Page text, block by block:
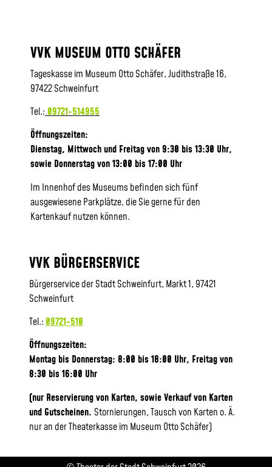
VVK MUSEUM OTTO SCHÄFER
Tageskasse im Museum Otto Schäfer, Judithstraße 16,
97422 Schweinfurt
Tel.: 09721-514955
Öffnungszeiten:
Dienstag, Mittwoch und Freitag von 9:30 bis 13:30 Uhr,
sowie Donnerstag von 13:00 bis 17:00 Uhr
Im Innenhof des Museums befinden sich fünf
ausgewiesene Parkplätze, die Sie gerne für den
Kartenkauf nutzen können.
VVK BÜRGERSERVICE
Bürgerservice der Stadt Schweinfurt, Markt 1, 97421
Schweinfurt
Tel.: 09721-510
Öffnungszeiten:
Montag bis Donnerstag: 8:00 bis 18:00 Uhr, Freitag von
8:30 bis 16:00 Uhr
(nur Reservierung von Karten, sowie Verkauf von Karten
und Gutscheinen. Stornierungen, Tausch von Karten o. Ä.
nur an der Theaterkasse im Museum Otto Schäfer)